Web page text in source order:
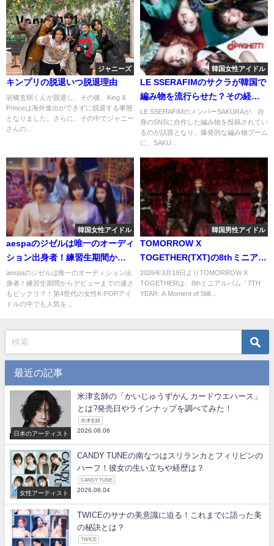
ジャニーズ
キンプリの脱退いつ脱退理由
岩橋玄樹くんが脱退し、その後、King &
Princeは海外進出ができずに脱退する事態
となりました。さらに、その中でジャニー
さんの...
韓国女性アイドル
LE SSERAFIMのサクラが韓国で
編み物を流行らせた？その経緯
とは？
LE SSERAFIMのメンバーSAKURAが、自
身のSNSに自作した編み物を投稿されてい
るのが話題となり、爆発的な編み物ブーム
に。SAKU...
韓国女性アイドル
aespaのジゼルは唯一のオーディ
ション出身者！練習生期間から
デビューまでの速さもビック
リ？！
aespaのジゼルは唯一のオーディション出
身者！練習生期間からデビューまでの速さ
もビックリ？！第4世代の女性K-POPアイ
ドルの中でも人気を...
韓国男性アイドル
TOMORROW X
TOGETHER(TXT)の8thミニアル
バムのプロモーションが話題
に！詳細を調べてみた！
2026年3月19日よりTOMORROW X
TOGETHERは、8thミニアルバム「7TH
YEAR: A Moment of Still...
最近の記事
日本のアーティスト
米津玄師の「かいじゅうずかん カードウエハース」
とは?発売日やラインナップを調べてみた！
米津玄師
2026.08.06
女性アーティスト
CANDY TUNEの南なつはスリランカとフィリピンの
ハーフ！彼女の生い立ちや経歴は？
CANDY TUNE
2026.08.04
TWICEのサナの美意識に迫る！これまでに語った美
の秘訣とは？
TWICE